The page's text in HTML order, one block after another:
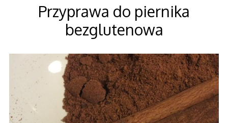
Przyprawa do piernika
bezglutenowa